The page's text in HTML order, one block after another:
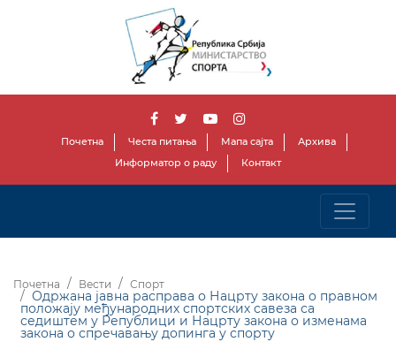
Почетна Честа питања Мапа сајта
Архива
Информатор о раду
Контакт
Почетна Вести Спорт
Одржана јавна расправа о Нацрту закона о правном
положају међународних спортских савеза са
седиштем у Републици и Нацрту закона о изменама
закона о спречавању допинга у спорту